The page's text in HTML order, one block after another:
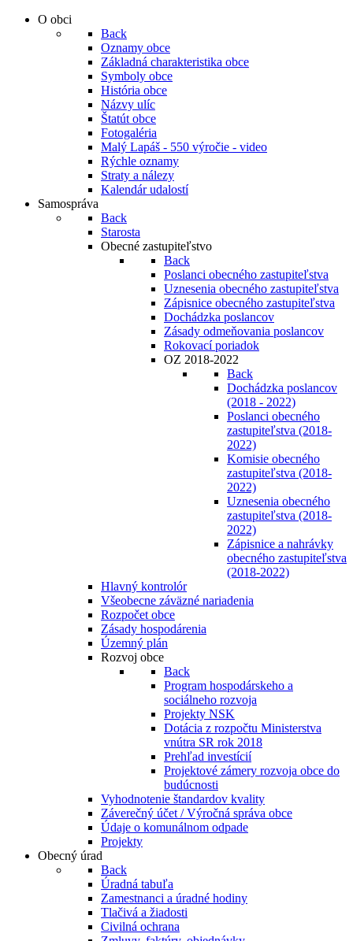
O obci
Back
Oznamy obce
Základná charakteristika obce
Symboly obce
História obce
Názvy ulíc
Štatút obce
Fotogaléria
Malý Lapáš - 550 výročie - video
Rýchle oznamy
Straty a nálezy
Kalendár udalostí
Samospráva
Back
Starosta
Obecné zastupiteľstvo
Back
Poslanci obecného zastupiteľstva
Uznesenia obecného zastupiteľstva
Zápisnice obecného zastupiteľstva
Dochádzka poslancov
Zásady odmeňovania poslancov
Rokovací poriadok
OZ 2018-2022
Back
Dochádzka poslancov
(2018 - 2022)
Poslanci obecného
zastupiteľstva (2018-
2022)
Komisie obecného
zastupiteľstva (2018-
2022)
Uznesenia obecného
zastupiteľstva (2018-
2022)
Zápisnice a nahrávky
obecného zastupiteľstva
(2018-2022)
Hlavný kontrolór
Všeobecne záväzné nariadenia
Rozpočet obce
Zásady hospodárenia
Územný plán
Rozvoj obce
Back
Program hospodárskeho a
sociálneho rozvoja
Projekty NSK
Dotácia z rozpočtu Ministerstva
vnútra SR rok 2018
Prehľad investícií
Projektové zámery rozvoja obce do
budúcnosti
Vyhodnotenie štandardov kvality
Záverečný účet / Výročná správa obce
Údaje o komunálnom odpade
Projekty
Obecný úrad
Back
Úradná tabuľa
Zamestnanci a úradné hodiny
Tlačivá a žiadosti
Civilná ochrana